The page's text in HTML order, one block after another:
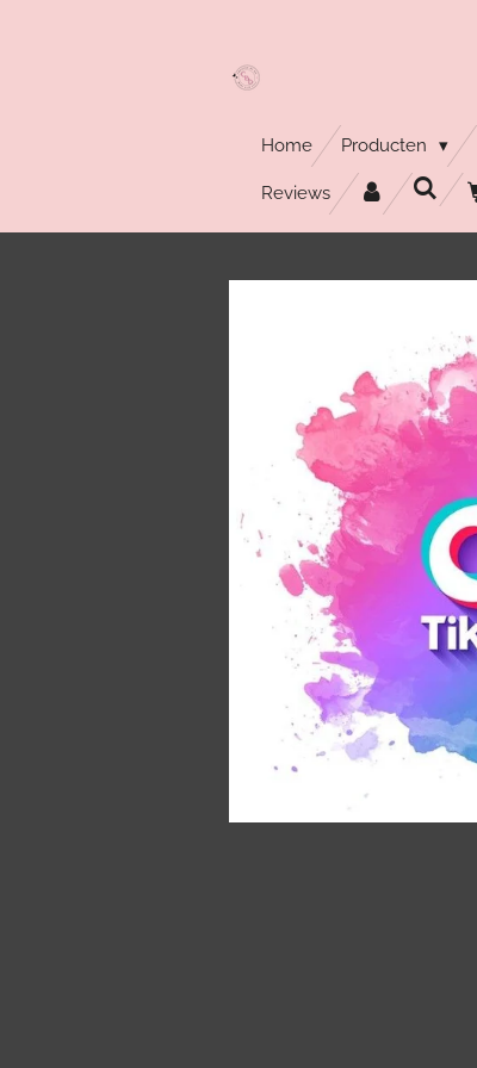
Home Producten
Reviews